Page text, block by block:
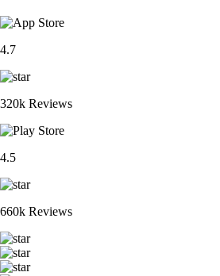
4.7
320k Reviews
4.5
660k Reviews